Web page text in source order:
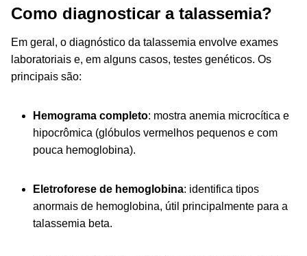
Como diagnosticar a talassemia?
Em geral, o diagnóstico da talassemia envolve exames
laboratoriais e, em alguns casos, testes genéticos. Os
principais são:
Hemograma completo: mostra anemia microcítica e
hipocrômica (glóbulos vermelhos pequenos e com
pouca hemoglobina).
Eletroforese de hemoglobina: identifica tipos
anormais de hemoglobina, útil principalmente para a
talassemia beta.